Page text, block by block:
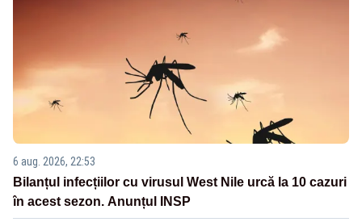
6 aug. 2026, 22:53
Bilanțul infecțiilor cu virusul West Nile urcă la 10 cazuri
în acest sezon. Anunțul INSP